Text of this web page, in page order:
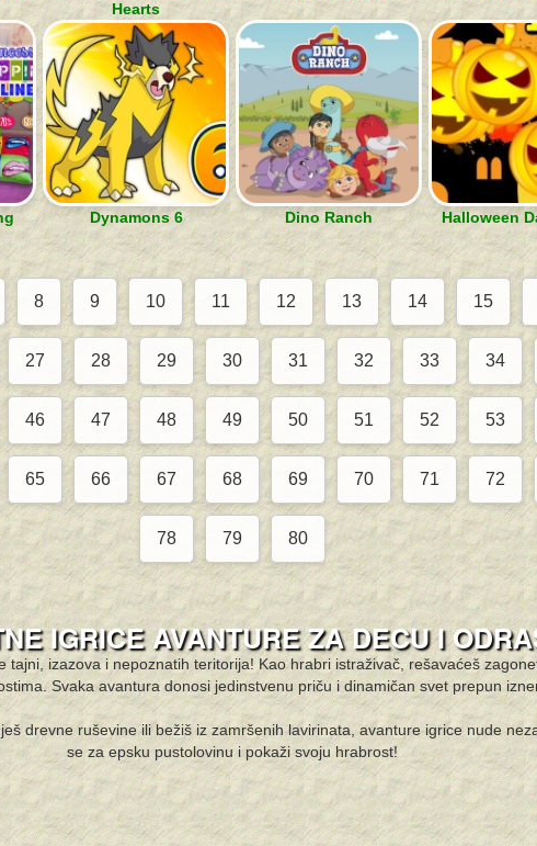
Hearts
Dynamons 6 Dino Ranch Halloween
8 9 10 11 12 13 14 15
27 28 29 30 31 32 33 34
46 47 48 49 50 51 52 53
65 66 67 68 69 70 71 72
78 79 80
IGRICE AVANTURE ZA DECU I
izazova i nepoznatih teritorija! Kao hrabri istraživač, rešavaćeš
Svaka avantura donosi jedinstvenu priču i dinamičan svet prepun
drevne ruševine ili bežiš iz zamršenih lavirinata, avanture igrice nude
se za epsku pustolovinu i pokaži svoju hrabrost!